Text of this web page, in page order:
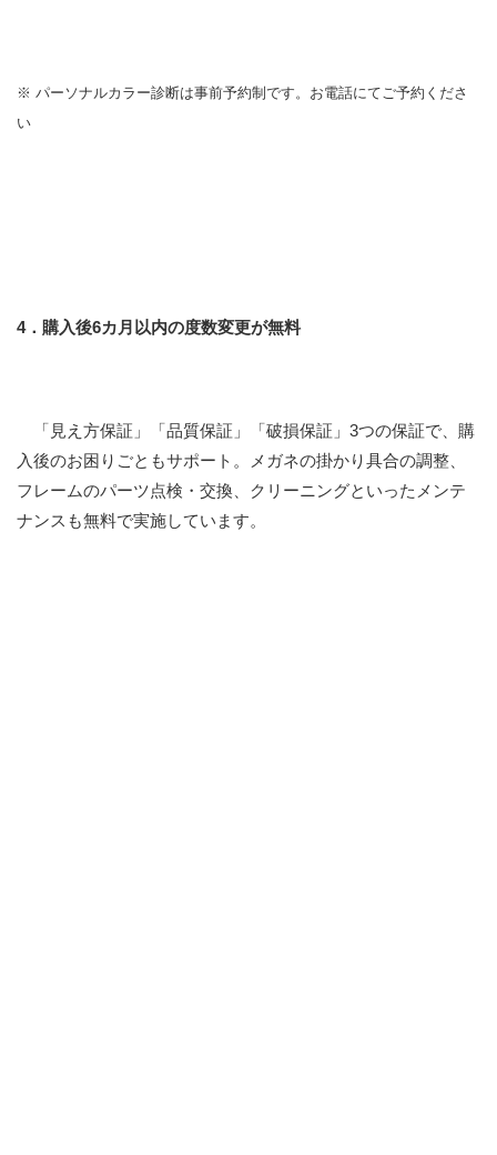
※ パーソナルカラー診断は事前予約制です。お電話にてご予約くださ
い
4．購入後6カ月以内の度数変更が無料
「見え方保証」「品質保証」「破損保証」3つの保証で、購
入後のお困りごともサポート。メガネの掛かり具合の調整、
フレームのパーツ点検・交換、クリーニングといったメンテ
ナンスも無料で実施しています。